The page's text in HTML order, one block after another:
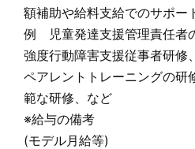
額補助や給料支給でのサポー
例 児童発達支援管理責任者
強度行動障害支援従事者研修
ペアレントトレーニングの研
範な研修、など
※給与の備考
(モデル月給等)